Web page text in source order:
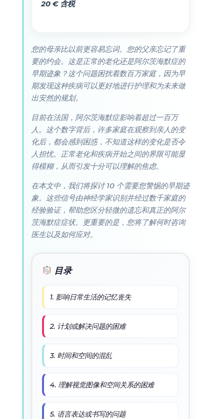
20 € 含税
您的母亲比以前更容易忘词。您的父亲忘记了重
要的约会。这是正常的老化还是阿尔茨海默症的
早期迹象？这个问题困扰着数百万家庭，因为早
期发现这种疾病可以更好地进行护理和为未来做
出安然的规划。
目前在法国，阿尔茨海默症影响着超过一百万
人。这个数字背后，许多家庭在观察到亲人的变
化后，都会感到困惑，不知道这样的变化是否令
人担忧。正常老化和疾病开始之间的界限可能显
得模糊，从而引发十分可以理解的焦虑。
在本文中，我们将探讨 10 个需要您警惕的早期迹
象。这些信号由神经学家识别并经过数千家庭的
经验验证，帮助您区分轻微的遗忘和真正的阿尔
茨海默症症状。更重要的是，您将了解何时咨询
医生以及如何应对。
目录
1. 影响日常生活的记忆丧失
2. 计划或解决问题的困难
3. 时间和空间的混乱
4. 理解视觉图像和空间关系的困难
5. 语言表达或书写的问题